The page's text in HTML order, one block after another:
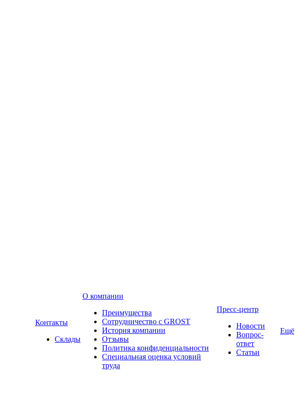
Контакты
Склады
О компании
Преимущества
Сотрудничество с GROST
История компании
Отзывы
Политика конфиденциальности
Специальная оценка условий
труда
Пресс-центр
Новости
Вопрос-
ответ
Статьи
Ещё